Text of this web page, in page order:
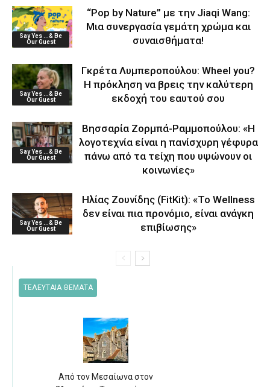
Say Yes ...& Be
Our Guest
“Pop by Nature” με την Jiaqi Wang:
Μια συνεργασία γεμάτη χρώμα και
συναισθήματα!
Say Yes ...& Be
Our Guest
Γκρέτα Λυμπεροπούλου: Wheel you?
Η πρόκληση να βρεις την καλύτερη
εκδοχή του εαυτού σου
Say Yes ...& Be
Our Guest
Βησσαρία Ζορμπά-Ραμμοπούλου: «Η
λογοτεχνία είναι η πανίσχυρη γέφυρα
πάνω από τα τείχη που υψώνουν οι
κοινωνίες»
Say Yes ...& Be
Our Guest
Ηλίας Ζουνίδης (FitKit): «Το Wellness
δεν είναι πια προνόμιο, είναι ανάγκη
επιβίωσης»
ΤΕΛΕΥΤΑΙΑ ΘΕΜΑΤΑ
Από τον Μεσαίωνα στον